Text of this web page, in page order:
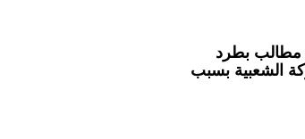
مطالب بطرد
الشعبية بسبب